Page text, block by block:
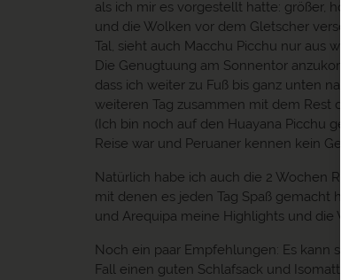
als ich mir es vorgestellt hatte: größer,
und die Wolken vor dem Gletscher
Tal, sieht auch Macchu Picchu nur aus
Die Genugtuung am Sonnentor
dass ich weiter zu Fuß bis ganz unten
weiteren Tag zusammen mit dem Rest
(Ich bin noch auf den Huayana Picchu
Reise war und Peruaner kennen kein
Natürlich habe ich auch die 2 Wochen
mit denen es jeden Tag Spaß gemacht
und Arequipa meine Highlights und die
Noch ein paar Empfehlungen: Es kann
Fall einen guten Schlafsack und Isomatte